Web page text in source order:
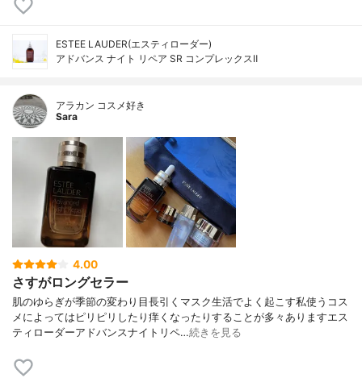
ESTEE LAUDER(エスティローダー)
アドバンス ナイト リペア SR コンプレックスⅡ
アラカン コスメ好き
Sara
4.00
さすがロングセラー
肌のゆらぎが季節の変わり目長引くマスク生活でよく起こす私使うコス
メによってはピリピリしたり痒くなったりすることが多々ありますエス
ティローダーアドバンスナイトリペ…続きを見る